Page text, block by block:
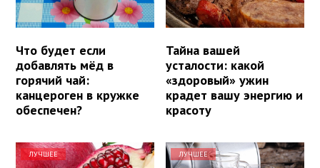
Что будет если
добавлять мёд в
горячий чай:
канцероген в кружке
обеспечен?
Тайна вашей
усталости: какой
«здоровый» ужин
крадет вашу энергию и
красоту
ЛУЧШЕЕ ЛУЧШЕЕ